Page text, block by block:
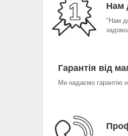
Нам
"Нам
Гарантія від
Ми надаємо гарантію